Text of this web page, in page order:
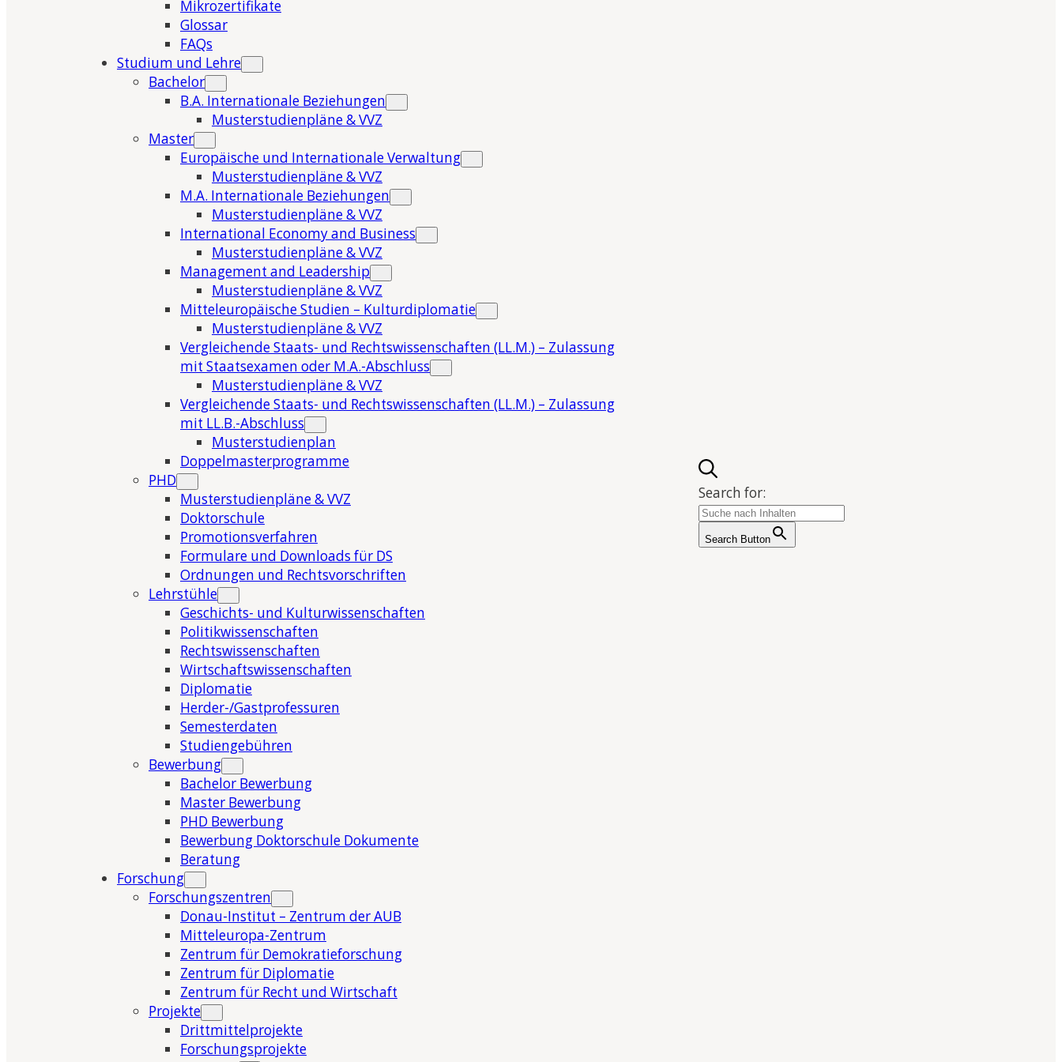
Mikrozertifikate
Glossar
FAQs
Studium und Lehre
Bachelor
B.A. Internationale Beziehungen
Musterstudienpläne & VVZ
Master
Europäische und Internationale Verwaltung
Musterstudienpläne & VVZ
M.A. Internationale Beziehungen
Musterstudienpläne & VVZ
International Economy and Business
Musterstudienpläne & VVZ
Management and Leadership
Musterstudienpläne & VVZ
Mitteleuropäische Studien – Kulturdiplomatie
Musterstudienpläne & VVZ
Vergleichende Staats- und Rechtswissenschaften (LL.M.) – Zulassung
mit Staatsexamen oder M.A.-Abschluss
Musterstudienpläne & VVZ
Vergleichende Staats- und Rechtswissenschaften (LL.M.) – Zulassung
mit LL.B.-Abschluss
Musterstudienplan
Doppelmasterprogramme
PHD
Musterstudienpläne & VVZ
Doktorschule
Promotionsverfahren
Formulare und Downloads für DS
Ordnungen und Rechtsvorschriften
Lehrstühle
Geschichts- und Kulturwissenschaften
Politikwissenschaften
Rechtswissenschaften
Wirtschaftswissenschaften
Diplomatie
Herder-/Gastprofessuren
Semesterdaten
Studiengebühren
Bewerbung
Bachelor Bewerbung
Master Bewerbung
PHD Bewerbung
Bewerbung Doktorschule Dokumente
Beratung
Forschung
Forschungszentren
Donau-Institut – Zentrum der AUB
Mitteleuropa-Zentrum
Zentrum für Demokratieforschung
Zentrum für Diplomatie
Zentrum für Recht und Wirtschaft
Projekte
Drittmittelprojekte
Forschungsprojekte
Search for:
Search Button